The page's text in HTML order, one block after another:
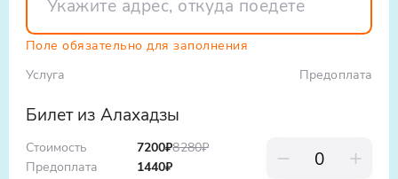
Поле обязательно для заполнения
Услуга
Предоплата
Билет из Алахадзы
Стоимость
Предоплата
7200₽8280₽
1440₽